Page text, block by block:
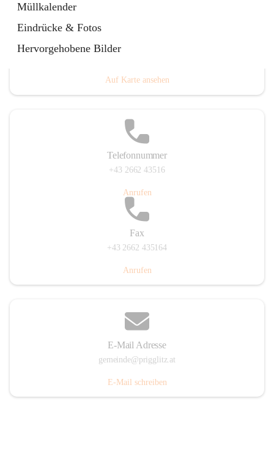
Müllkalender
Eindrücke & Fotos
Hervorgehobene BilderHauptadresse
Auf Karte ansehen
Telefonnummer
+43 2662 43516
Anrufen
Fax
+43 2662 435164
Anrufen
E-Mail Adresse
gemeinde@prigglitz.at
E-Mail schreiben